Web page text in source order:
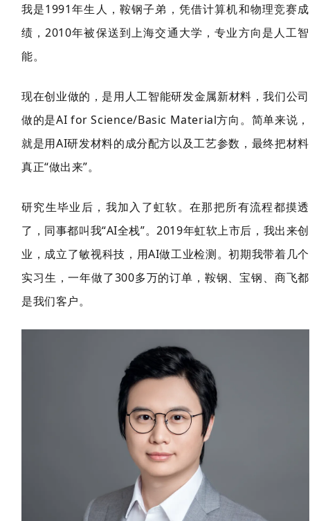
我是1991年生人，鞍钢子弟，凭借计算机和物理竞赛成
绩，2010年被保送到上海交通大学，专业方向是人工智
能。
现在创业做的，是用人工智能研发金属新材料，我们公司
做的是AI for Science/Basic Material方向。简单来说，
就是用AI研发材料的成分配方以及工艺参数，最终把材料
真正“做出来”。
研究生毕业后，我加入了虹软。在那把所有流程都摸透
了，同事都叫我“AI全栈”。2019年虹软上市后，我出来创
业，成立了敏视科技，用AI做工业检测。初期我带着几个
实习生，一年做了300多万的订单，鞍钢、宝钢、商飞都
是我们客户。